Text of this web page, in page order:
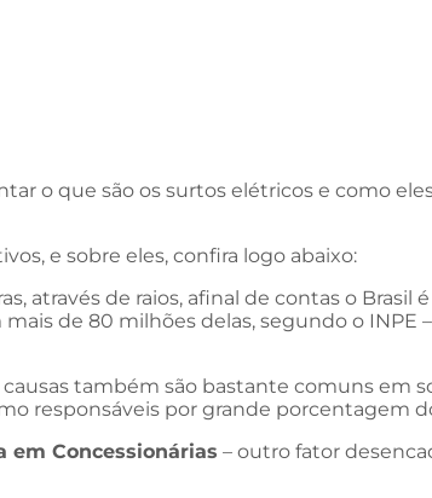
o que são os surtos elétricos e como
e sobre eles, confira logo abaixo:
através de raios, afinal de contas o Brasil
de 80 milhões delas, segundo o INPE
causas também são bastante comuns em
responsáveis por grande porcentagem
em Concessionárias – outro fator